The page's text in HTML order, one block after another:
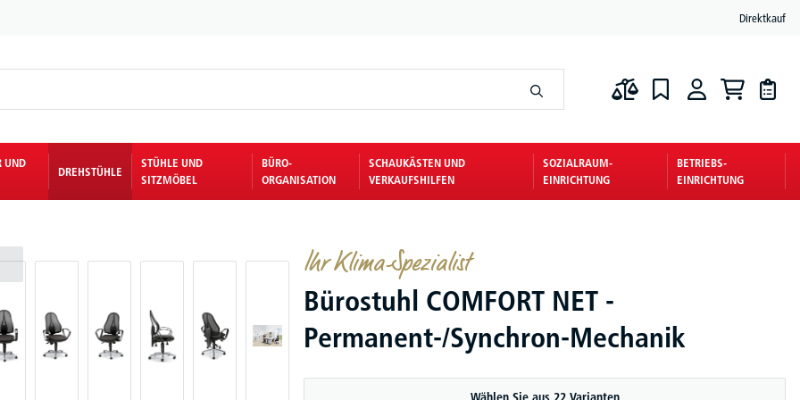
Direktkauf
UND
DREHSTÜHLE
STÜHLE UND
SITZMÖBEL
BÜRO-
ORGANISATION
SCHAUKÄSTEN UND
VERKAUFSHILFEN
SOZIALRAUM-
EINRICHTUNG
BETRIEBS-
EINRICHTUNG
Ihr Klima-Spezialist
Bürostuhl COMFORT NET -
Permanent-/Synchron-Mechanik